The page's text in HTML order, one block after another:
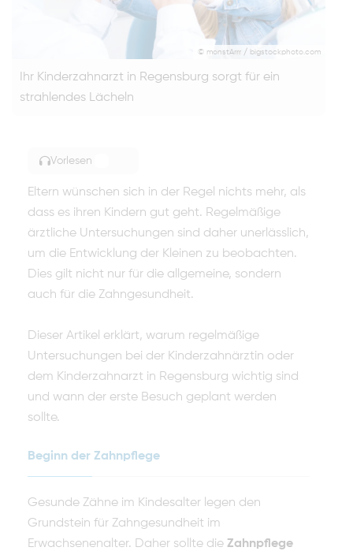
© monstArrr / bigstockphoto.com
Ihr Kinderzahnarzt in Regensburg sorgt für ein
strahlendes Lächeln
Vorlesen
Eltern wünschen sich in der Regel nichts mehr, als
dass es ihren Kindern gut geht. Regelmäßige
ärztliche Untersuchungen sind daher unerlässlich,
um die Entwicklung der Kleinen zu beobachten.
Dies gilt nicht nur für die allgemeine, sondern
auch für die Zahngesundheit.
Dieser Artikel erklärt, warum regelmäßige
Untersuchungen bei der Kinderzahnärztin oder
dem Kinderzahnarzt in Regensburg wichtig sind
und wann der erste Besuch geplant werden
sollte.
Beginn der Zahnpflege
Gesunde Zähne im Kindesalter legen den
Grundstein für Zahngesundheit im
Erwachsenenalter. Daher sollte die Zahnpflege